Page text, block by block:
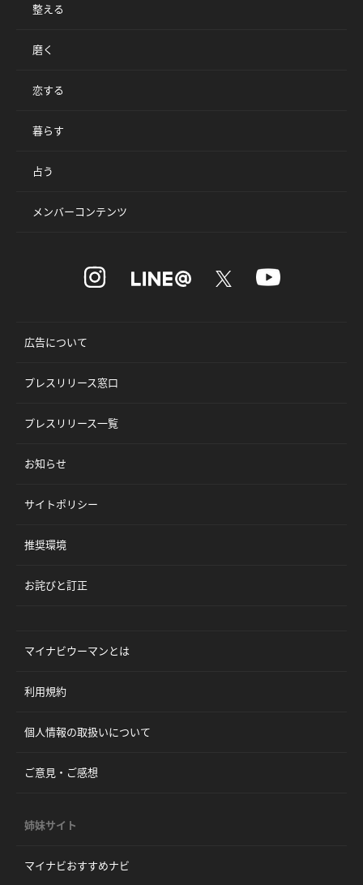
整える
磨く
恋する
暮らす
占う
メンバーコンテンツ
広告について
プレスリリース窓口
プレスリリース一覧
お知らせ
サイトポリシー
推奨環境
お詫びと訂正
マイナビウーマンとは
利用規約
個人情報の取扱いについて
ご意見・ご感想
姉妹サイト
マイナビおすすめナビ